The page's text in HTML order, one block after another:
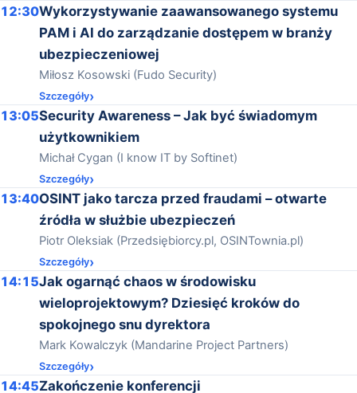
12:30Wykorzystywanie zaawansowanego systemu
PAM i AI do zarządzanie dostępem w branży
ubezpieczeniowej
Miłosz Kosowski (Fudo Security)
Szczegóły
13:05Security Awareness – Jak być świadomym
użytkownikiem
Michał Cygan (I know IT by Softinet)
Szczegóły
13:40OSINT jako tarcza przed fraudami – otwarte
źródła w służbie ubezpieczeń
Piotr Oleksiak (Przedsiębiorcy.pl, OSINTownia.pl)
Szczegóły
14:15Jak ogarnąć chaos w środowisku
wieloprojektowym? Dziesięć kroków do
spokojnego snu dyrektora
Mark Kowalczyk (Mandarine Project Partners)
Szczegóły
14:45Zakończenie konferencji